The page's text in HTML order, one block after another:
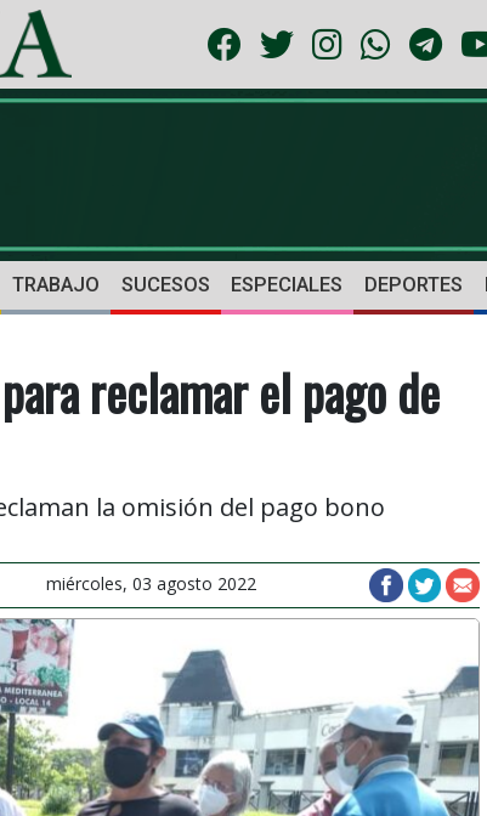
TRABAJO SUCESOS ESPECIALES DEPORTES
reclamar el pago de
la omisión del pago bono
miércoles, 03 agosto 2022